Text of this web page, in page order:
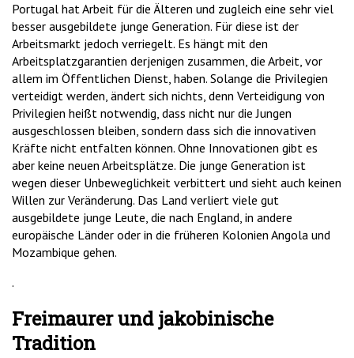
Portugal hat Arbeit für die Älteren und zugleich eine sehr viel
besser ausgebildete junge Generation. Für diese ist der
Arbeitsmarkt jedoch verriegelt. Es hängt mit den
Arbeitsplatzgarantien derjenigen zusammen, die Arbeit, vor
allem im Öffentlichen Dienst, haben. Solange die Privilegien
verteidigt werden, ändert sich nichts, denn Verteidigung von
Privilegien heißt notwendig, dass nicht nur die Jungen
ausgeschlossen bleiben, sondern dass sich die innovativen
Kräfte nicht entfalten können. Ohne Innovationen gibt es
aber keine neuen Arbeitsplätze. Die junge Generation ist
wegen dieser Unbeweglichkeit verbittert und sieht auch keinen
Willen zur Veränderung. Das Land verliert viele gut
ausgebildete junge Leute, die nach England, in andere
europäische Länder oder in die früheren Kolonien Angola und
Mozambique gehen.
.
Freimaurer und jakobinische
Tradition